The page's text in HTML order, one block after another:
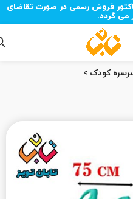
فروش رسمی در صورت تقاضای
می گردد.
کودک